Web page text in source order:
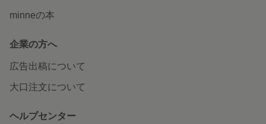
minneの本
企業の方へ
広告出稿について
大口注文について
ヘルプセンター